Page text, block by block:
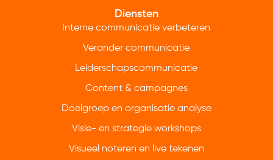
Diensten
Interne communicatie verbeteren
Verander communicatie
Leiderschapscommunicatie
Content & campagnes
Doelgroep en organisatie analyse
Visie- en strategie workshops
Visueel noteren en live tekenen